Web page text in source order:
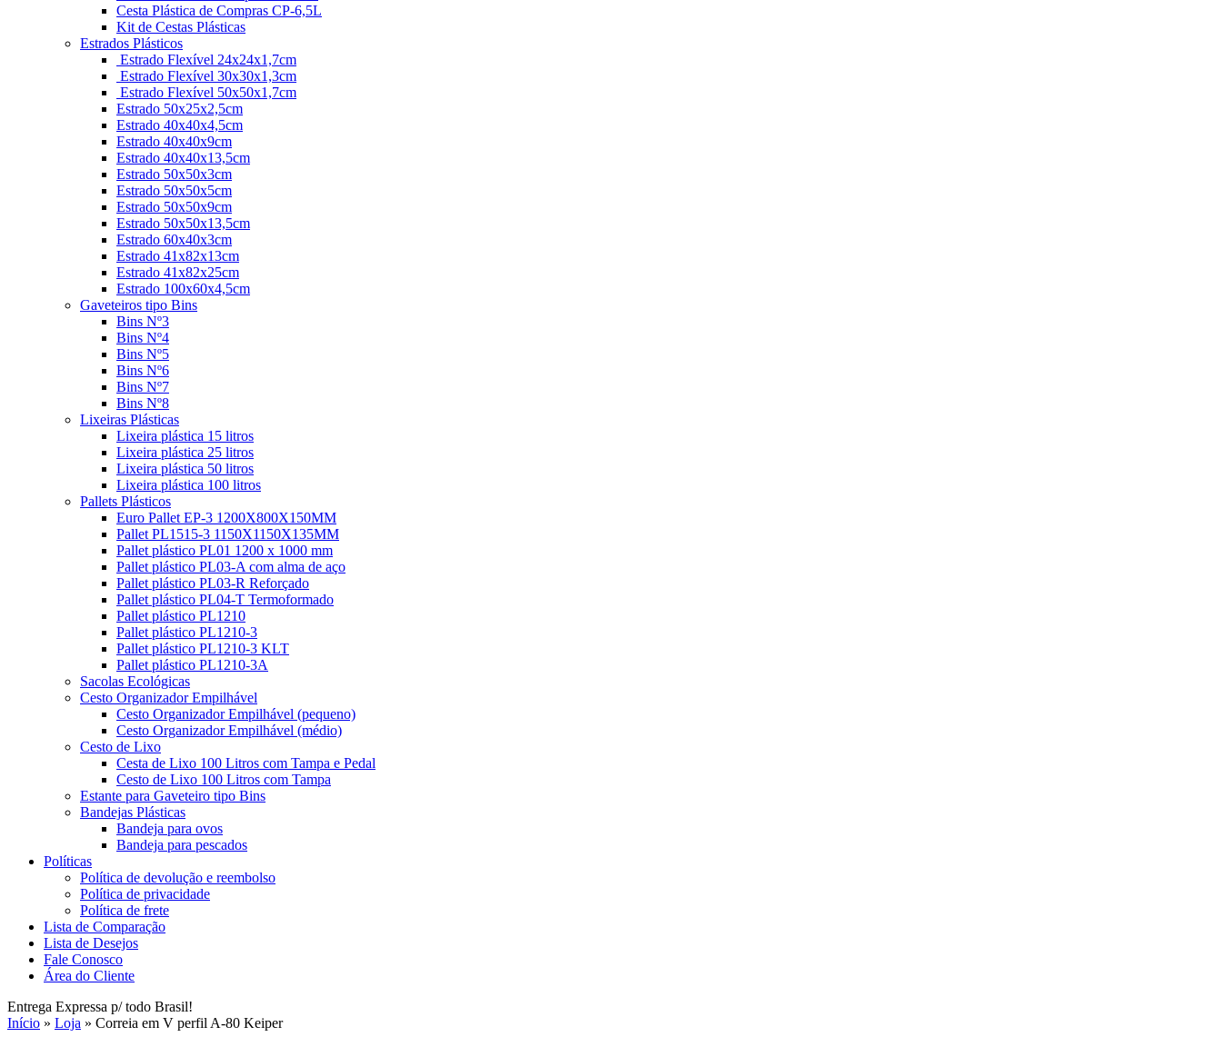
Cesta Plástica de Compras CP-6,5L
Kit de Cestas Plásticas
Estrados Plásticos
Estrado Flexível 24x24x1,7cm
Estrado Flexível 30x30x1,3cm
Estrado Flexível 50x50x1,7cm
Estrado 50x25x2,5cm
Estrado 40x40x4,5cm
Estrado 40x40x9cm
Estrado 40x40x13,5cm
Estrado 50x50x3cm
Estrado 50x50x5cm
Estrado 50x50x9cm
Estrado 50x50x13,5cm
Estrado 60x40x3cm
Estrado 41x82x13cm
Estrado 41x82x25cm
Estrado 100x60x4,5cm
Gaveteiros tipo Bins
Bins Nº3
Bins Nº4
Bins Nº5
Bins Nº6
Bins Nº7
Bins Nº8
Lixeiras Plásticas
Lixeira plástica 15 litros
Lixeira plástica 25 litros
Lixeira plástica 50 litros
Lixeira plástica 100 litros
Pallets Plásticos
Euro Pallet EP-3 1200X800X150MM
Pallet PL1515-3 1150X1150X135MM
Pallet plástico PL01 1200 x 1000 mm
Pallet plástico PL03-A com alma de aço
Pallet plástico PL03-R Reforçado
Pallet plástico PL04-T Termoformado
Pallet plástico PL1210
Pallet plástico PL1210-3
Pallet plástico PL1210-3 KLT
Pallet plástico PL1210-3A
Sacolas Ecológicas
Cesto Organizador Empilhável
Cesto Organizador Empilhável (pequeno)
Cesto Organizador Empilhável (médio)
Cesto de Lixo
Cesta de Lixo 100 Litros com Tampa e Pedal
Cesto de Lixo 100 Litros com Tampa
Estante para Gaveteiro tipo Bins
Bandejas Plásticas
Bandeja para ovos
Bandeja para pescados
Políticas
Política de devolução e reembolso
Política de privacidade
Política de frete
Lista de Comparação
Lista de Desejos
Fale Conosco
Área do Cliente
Entrega Expressa p/ todo Brasil!
Início » Loja » Correia em V perfil A-80 Keiper